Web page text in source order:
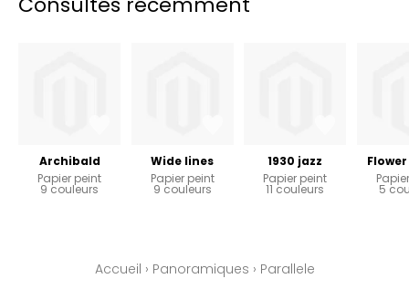
Archibald
Papier peint
9 couleurs
Wide lines
Papier peint
9 couleurs
1930 jazz
Papier peint
11 couleurs 5
Accueil › Panoramiques › Parallele